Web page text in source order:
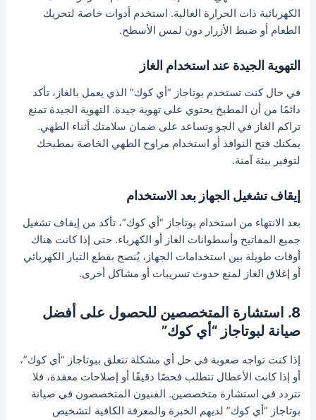
الكهربائية ذات الحرارة العالية. استخدم أدوات خاصة لتحريك
الطعام أو ضبط الأزرار دون لمس الأسطح.
التهوية الجيدة عند استخدام الغاز
في حال كنت تستخدم بوتاجاز “أي كوك” الذي يعمل بالغاز، تأكد
دائمًا من أن المطبخ يحتوي على تهوية جيدة. التهوية الجيدة تمنع
تراكم الغاز في الجو وتساعد على ضمان سلامتك أثناء الطهي.
يمكنك فتح النوافذ أو استخدام مراوح الطهي الخاصة بمطبخك
لتوفير بيئة آمنة.
إيقاف تشغيل الجهاز بعد الاستخدام
بعد الانتهاء من استخدام بوتاجاز “أي كوك”، تأكد من إيقاف تشغيل
جميع المفاتيح وأسطوانات الغاز أو الكهرباء. حتى إذا كانت هناك
أوقات طويلة بين استخدامات الجهاز، يُنصح بقطع التيار الكهربائي
أو إغلاق الغاز لمنع حدوث تسريبات أو مشاكل أخرى.
8. استشارة المتخصصين للحصول على أفضل
صيانة لبوتاجاز “أي كوك”
إذا كنت تواجه صعوبة في حل أي مشكلة تتعلق ببوتاجاز “أي كوك”،
أو إذا كانت الأعطال تتطلب فحصًا دقيقًا أو إصلاحات معقدة، فلا
تتردد في استشارة متخصصين. الفنيون المتخصصون في صيانة
بوتاجاز “أي كوك” لديهم الخبرة والمعرفة الكافية لتشخيص